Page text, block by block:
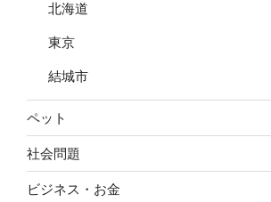
北海道
東京
結城市
ペット
社会問題
ビジネス・お金